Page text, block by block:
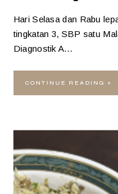
Hari Selasa dan Rabu
tingkatan 3, SBP satu
Diagnostik A…
CONTINUE READING »